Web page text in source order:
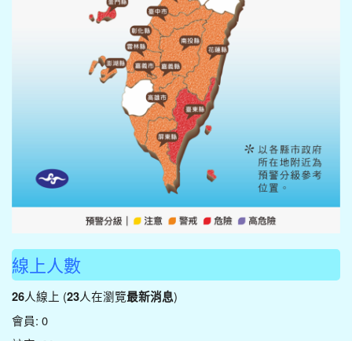
線上人數
26人線上 (23人在瀏覽最新消息)
會員: 0